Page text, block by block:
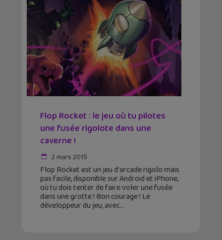
Flop Rocket : le jeu où tu pilotes
une fusée rigolote dans une
caverne !
2 mars 2015
Flop Rocket est un jeu d'arcade rigolo mais
pas facile, disponible sur Android et iPhone,
où tu dois tenter de faire voler une fusée
dans une grotte ! Bon courage ! Le
développeur du jeu, avec